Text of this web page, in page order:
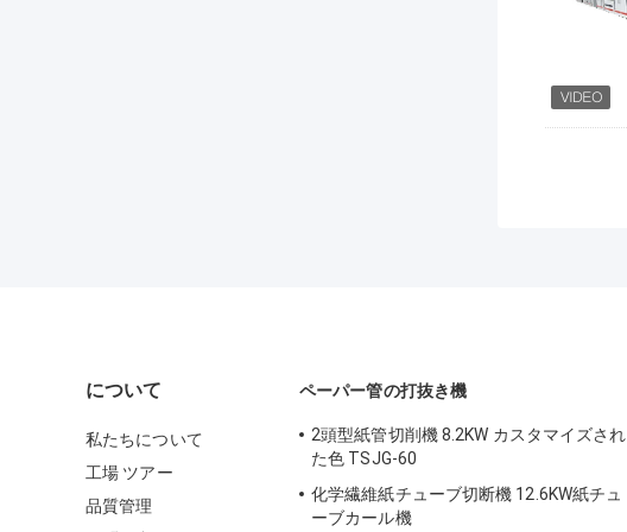
について
私たちについて
工場 ツアー
品質管理
ペーパー管の打抜き機
2頭型紙管切削機 8.2KW カスタマイズされ
た色 TSJG-60
化学繊維紙チューブ切断機 12.6KW紙チュ
ーブカール機